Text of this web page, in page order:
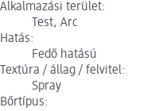
Alkalmazási terület:
Test, Arc
Hatás:
Fedő hatású
Textúra / állag / felvitel:
Spray
Bőrtípus: